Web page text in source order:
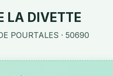
LA DIVETTE
POURTALES · 50690